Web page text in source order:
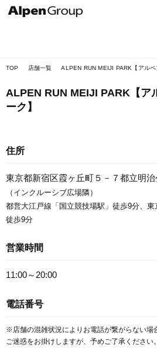
TOP 店舗一覧 ALPEN RUN MEIJI PARK【アルペ
ALPEN RUN MEIJI PARK【ア
ーク】
住所
東京都新宿区霞ヶ丘町５－７都立明
（インクルーシブ広場隣）
都営大江戸線「国立競技場駅」徒歩9分、東
徒歩9分
営業時間
11:00～20:00
電話番号
※店舗の混雑状況によりお電話が繋がらない場
ご迷惑をお掛けしますが、予めご了承ください。